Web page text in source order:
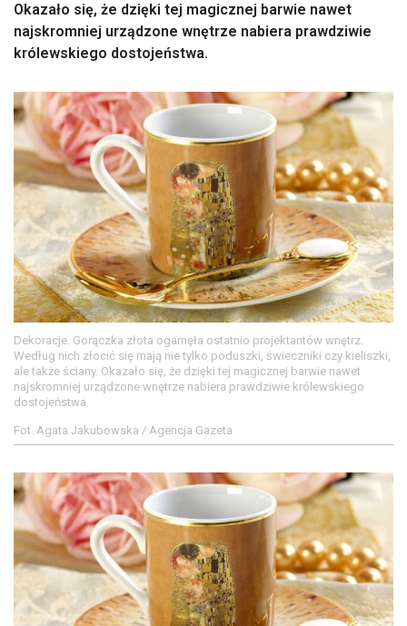
Okazało się, że dzięki tej magicznej barwie nawet
najskromniej urządzone wnętrze nabiera prawdziwie
królewskiego dostojeństwa.
Dekoracje. Gorączka złota ogarnęła ostatnio projektantów wnętrz.
Według nich złocić się mają nie tylko poduszki, świeczniki czy kieliszki,
ale także ściany. Okazało się, że dzięki tej magicznej barwie nawet
najskromniej urządzone wnętrze nabiera prawdziwie królewskiego
dostojeństwa.
Fot. Agata Jakubowska / Agencja Gazeta